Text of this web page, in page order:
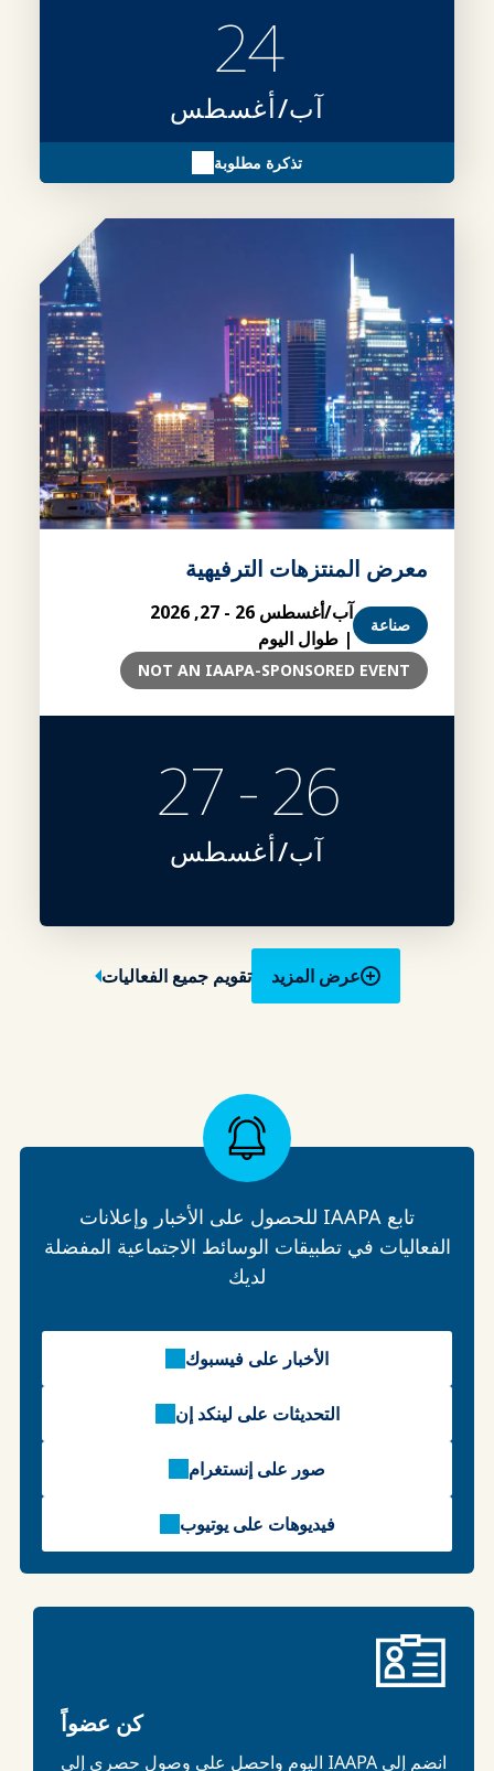
24
آب/أغسطس
تذكرة مطلوبة
معرض المنتزهات الترفيهية
صناعة
آب/أغسطس 26 - 27, 2026
| طوال اليوم
NOT AN IAAPA-SPONSORED EVENT
26 - 27
آب/أغسطس
عرض المزيد تقويم جميع الفعاليات
تابع IAAPA للحصول على الأخبار وإعلانات
الفعاليات في تطبيقات الوسائط الاجتماعية المفضلة
لديك
الأخبار على فيسبوك
التحديثات على لينكد إن
صور على إنستغرام
فيديوهات على يوتيوب
كن عضواً
انضم إلى IAAPA اليوم واحصل على وصول حصري إلى